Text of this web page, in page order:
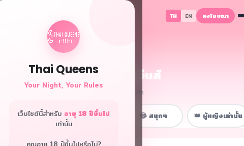
Thai Queens
Your Night, Your Rules
เว็บไซต์นี้สำหรับ อายุ 18 ปีขึ้นไป
เท่านั้น
คุณอายุ 18 ปีขึ้นไปหรือไม่?
TH EN ลงโฆษณา
👑 ฟอรั่มควีนส์
พื้นที่ลับเฉพาะพี่ๆ
📋 หน้าหลัก 💼 เรื่องงาน 😂 สนุกๆ 👑 ผู้หญิงเท่านั้น